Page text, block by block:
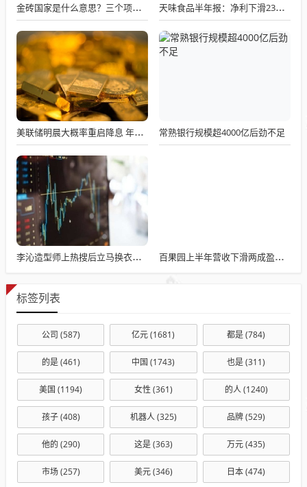
金砖国家是什么意思？三个项目看懂金砖本质：不是慈善团，而是利益共同体 天味食品半年报：净利下滑23%，下半年需狂揽26亿救命钱！
美联储明晨大概率重启降息 年内将降几次 常熟银行规模超4000亿后劲不足
李沁造型师上热搜后立马换衣服了 百果园上半年营收下滑两成盈转亏付费会员降三成
标签列表
公司 (587) 亿元(1681) 都是(784)
的是(461) 中国 (1743) 也是(311)
美国 (1194) 女性 (361) 的人(1240)
孩子(408) 机器人(325) 品牌(529)
他的 (290) 这是(363) 万元(435)
市场(257) 美元(346) 日本(474)